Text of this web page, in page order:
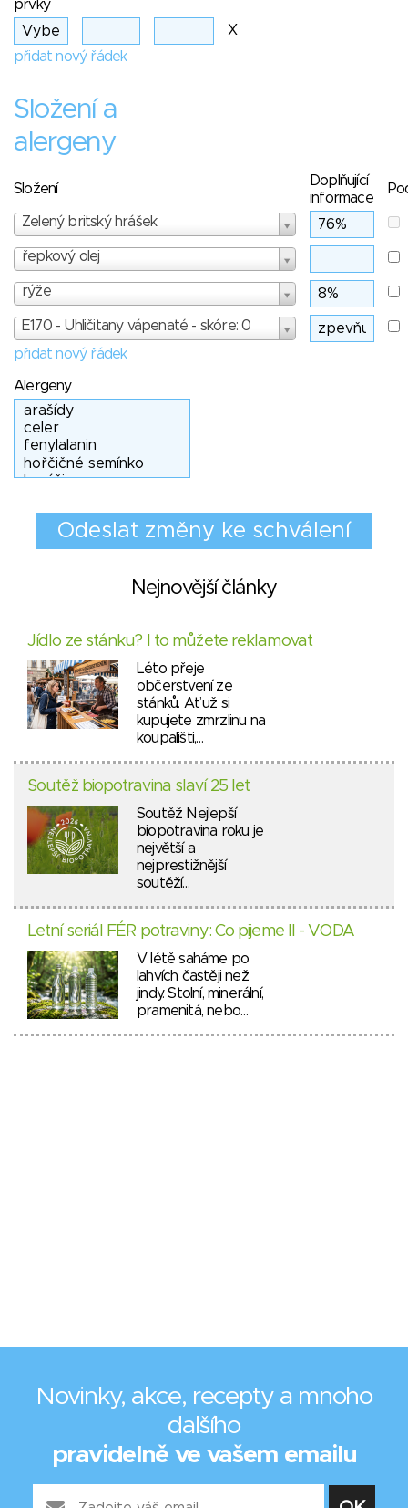
prvky
X
přidat nový řádek
Složení a
alergeny
Složení
Doplňující
informace
Zelený britský hrášek
řepkový olej
rýže
E170 - Uhličitany vápenaté - skóre: 0
přidat nový řádek
Alergeny
Nejnovější články
Jídlo ze stánku? I to můžete reklamovat
Léto přeje
občerstvení ze
stánků. Ať už si
kupujete zmrzlinu na
koupališti,…
Soutěž biopotravina slaví 25 let
Soutěž Nejlepší
biopotravina roku je
největší a
nejprestižnější
soutěží…
Letní seriál FÉR potraviny: Co pijeme II - VODA
V létě saháme po
lahvích častěji než
jindy. Stolní, minerální,
pramenitá, nebo…
Novinky, akce, recepty a mnoho
dalšího
pravidelně ve vašem emailu